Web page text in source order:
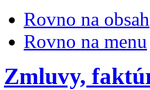
Rovno na obsah
Rovno na menu
Zmluvy,